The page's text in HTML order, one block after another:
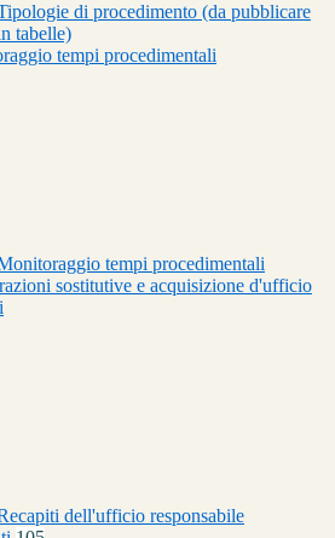
di procedimento (da pubblicare
tabelle)
tempi procedimentali
tempi procedimentali
sostitutive e acquisizione d'ufficio
dell'ufficio responsabile